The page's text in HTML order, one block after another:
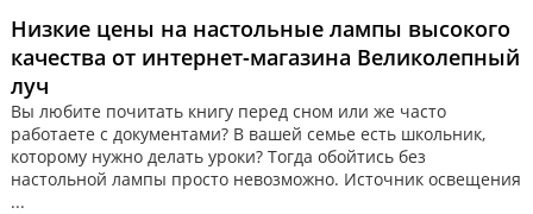
Низкие цены на настольные лампы высокого
качества от интернет-магазина Великолепный
луч
Вы любите почитать книгу перед сном или же часто
работаете с документами? В вашей семье есть школьник,
которому нужно делать уроки? Тогда обойтись без
настольной лампы просто невозможно. Источник освещения
...